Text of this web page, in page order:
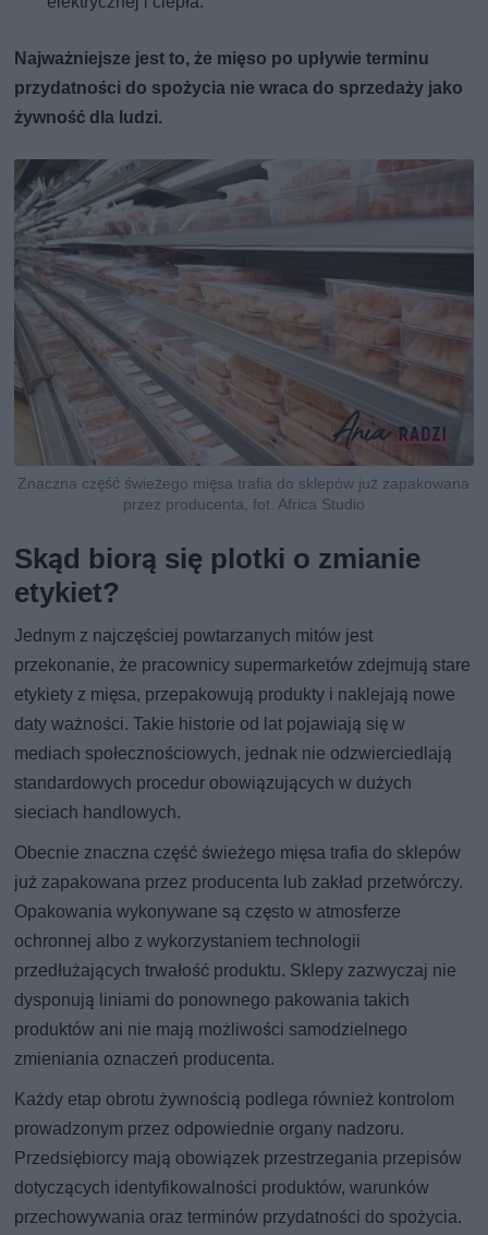
Najważniejsze jest to, że mięso po upływie terminu
przydatności do spożycia nie wraca do sprzedaży jako
żywność dla ludzi.
Znaczna część świeżego mięsa trafia do sklepów już zapakowana
przez producenta, fot. Africa Studio
Skąd biorą się plotki o zmianie
etykiet?
Jednym z najczęściej powtarzanych mitów jest
przekonanie, że pracownicy supermarketów zdejmują stare
etykiety z mięsa, przepakowują produkty i naklejają nowe
daty ważności. Takie historie od lat pojawiają się w
mediach społecznościowych, jednak nie odzwierciedlają
standardowych procedur obowiązujących w dużych
sieciach handlowych.
Obecnie znaczna część świeżego mięsa trafia do sklepów
już zapakowana przez producenta lub zakład przetwórczy.
Opakowania wykonywane są często w atmosferze
ochronnej albo z wykorzystaniem technologii
przedłużających trwałość produktu. Sklepy zazwyczaj nie
dysponują liniami do ponownego pakowania takich
produktów ani nie mają możliwości samodzielnego
zmieniania oznaczeń producenta.
Każdy etap obrotu żywnością podlega również kontrolom
prowadzonym przez odpowiednie organy nadzoru.
Przedsiębiorcy mają obowiązek przestrzegania przepisów
dotyczących identyfikowalności produktów, warunków
przechowywania oraz terminów przydatności do spożycia.